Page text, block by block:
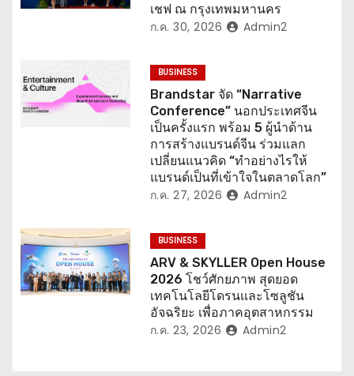
เชฟ ณ กรุงเทพมหานคร
ก.ค. 30, 2026 Admin2
BUSINESS
Brandstar จัด “Narrative
Conference” นอกประเทศจีน
เป็นครั้งแรก พร้อม 5 ผู้นำด้าน
การสร้างแบรนด์จีน ร่วมแลก
เปลี่ยนแนวคิด “ทำอย่างไรให้
แบรนด์เป็นที่เข้าใจในตลาดโลก”
ก.ค. 27, 2026 Admin2
BUSINESS
ARV & SKYLLER Open House
2026 โชว์ศักยภาพ สุดยอด
เทคโนโลยีโดรนและโซลูชัน
อัจฉริยะ เพื่อภาคอุตสาหกรรม
ก.ค. 23, 2026 Admin2